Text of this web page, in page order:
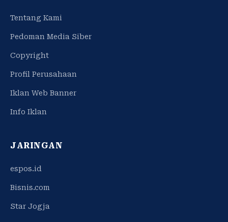
Tentang Kami
Pedoman Media Siber
Copyright
Profil Perusahaan
Iklan Web Banner
Info Iklan
JARINGAN
espos.id
Bisnis.com
Star Jogja